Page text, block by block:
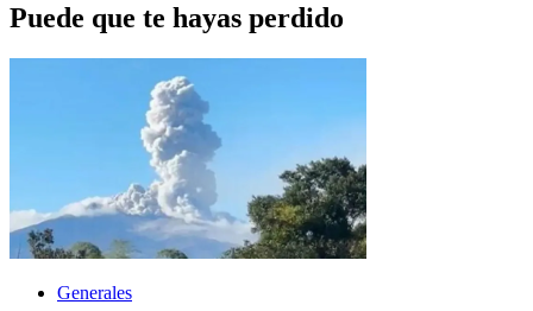
Puede que te hayas perdido
Generales